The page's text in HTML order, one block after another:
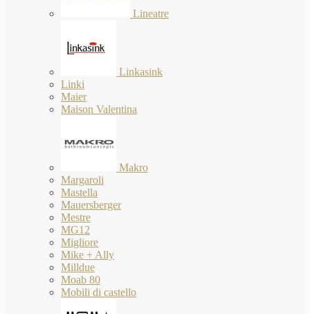
Lineatre
Linkasink
Linki
Maier
Maison Valentina
Makro
Margaroli
Mastella
Mauersberger
Mestre
MG12
Migliore
Mike + Ally
Milldue
Moab 80
Mobili di castello